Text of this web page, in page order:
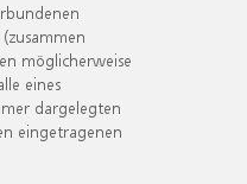
möglicherweise
eines
dargelegten
eingetragenen